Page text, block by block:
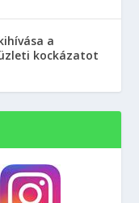
a
kockázatot